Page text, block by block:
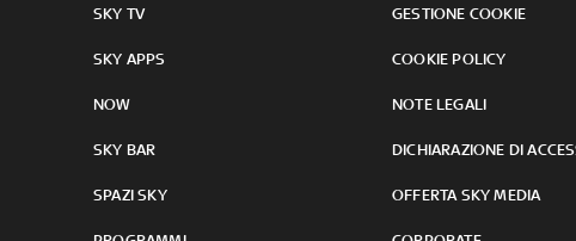
SKY TV
SKY APPS
NOW
SKY BAR
SPAZI SKY
GESTIONE COOKIE
COOKIE POLICY
NOTE LEGALI
DICHIARAZIONE DI
OFFERTA SKY MEDIA